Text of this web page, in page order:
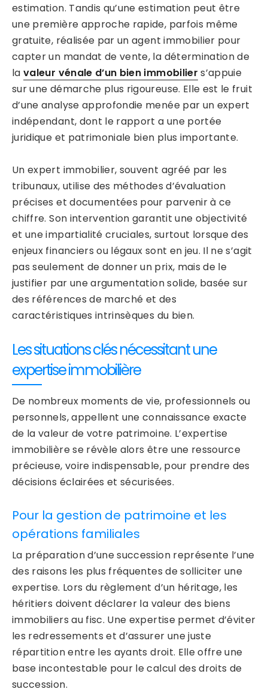
estimation. Tandis qu’une estimation peut être
une première approche rapide, parfois même
gratuite, réalisée par un agent immobilier pour
capter un mandat de vente, la détermination de
lavaleur vénale d’un bien immobilier s’appuie
sur une démarche plus rigoureuse. Elle est le fruit
d’une analyse approfondie menée par un expert
indépendant, dont le rapport a une portée
juridique et patrimoniale bien plus importante.
Un expert immobilier, souvent agréé par les
tribunaux, utilise des méthodes d’évaluation
précises et documentées pour parvenir à ce
chiffre. Son intervention garantit une objectivité
et une impartialité cruciales, surtout lorsque des
enjeux financiers ou légaux sont en jeu. Il ne s’agit
pas seulement de donner un prix, mais de le
justifier par une argumentation solide, basée sur
des références de marché et des
caractéristiques intrinsèques du bien.
Les situations clés nécessitant une
expertise immobilière
De nombreux moments de vie, professionnels ou
personnels, appellent une connaissance exacte
de la valeur de votre patrimoine. L’expertise
immobilière se révèle alors être une ressource
précieuse, voire indispensable, pour prendre des
décisions éclairées et sécurisées.
Pour la gestion de patrimoine et les
opérations familiales
La préparation d’une succession représente l’une
des raisons les plus fréquentes de solliciter une
expertise. Lors du règlement d’un héritage, les
héritiers doivent déclarer la valeur des biens
immobiliers au fisc. Une expertise permet d’éviter
les redressements et d’assurer une juste
répartition entre les ayants droit. Elle offre une
base incontestable pour le calcul des droits de
succession.